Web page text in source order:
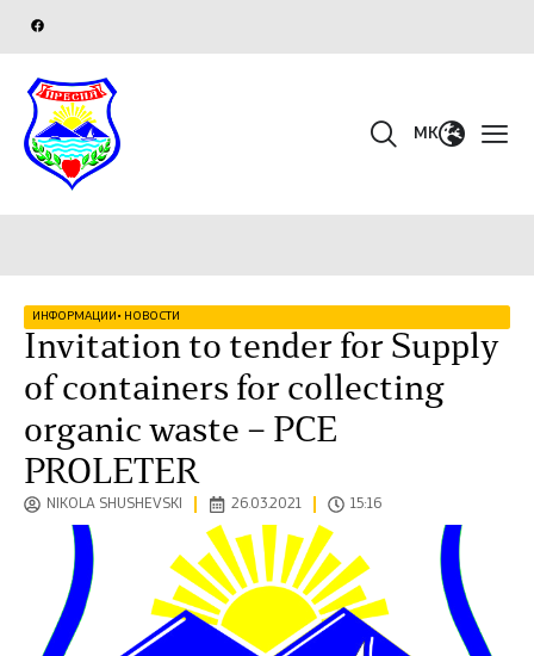
MK
ИНФОРМАЦИИ• НОВОСТИ
Invitation to tender for Supply
of containers for collecting
organic waste – PCE
PROLETER
NIKOLA SHUSHEVSKI 26.03.2021 15:16